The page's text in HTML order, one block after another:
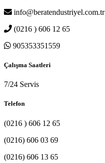
info@beratendustriyel.com.tr
(0216 ) 606 12 65
905353351559
Çalışma Saatleri
7/24 Servis
Telefon
(0216 ) 606 12 65
(0216) 606 03 69
(0216) 606 13 65